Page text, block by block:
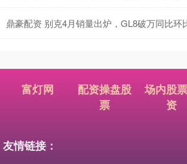
鼎豪配资 别克4月销量出炉，GL8破万同比环
富灯网
配资操盘股
票
场内股
资
友情链接：